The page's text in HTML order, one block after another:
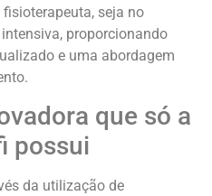
seja no
proporcionando
e uma abordagem
que só a
possui
da utilização de